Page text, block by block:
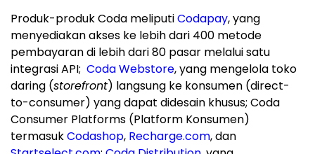
Produk-produk Coda meliputiCodapay, yang
menyediakan akses ke lebih dari 400 metode
pembayaran di lebih dari 80 pasar melalui satu
integrasi API; Coda Webstore, yang mengelola toko
daring (storefront) langsung ke konsumen (direct-
to-consumer) yang dapat didesain khusus; Coda
Consumer Platforms (Platform Konsumen)
termasukCodashop, Recharge.com, dan